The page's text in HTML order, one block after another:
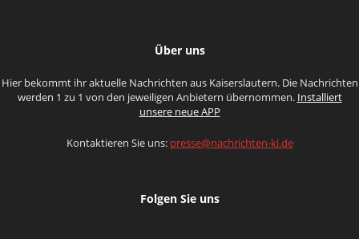
Über uns
Hier bekommt ihr aktuelle Nachrichten aus Kaiserslautern. Die Nachrichten
werden 1 zu 1 von den jeweiligen Anbietern übernommen. Installiert
unsere neue APP
Kontaktieren Sie uns: presse@nachrichten-kl.de
Folgen Sie uns